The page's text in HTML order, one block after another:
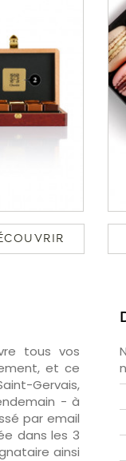
tous vos
et ce
Gervais,
- à
par email
dans les 3
ainsi